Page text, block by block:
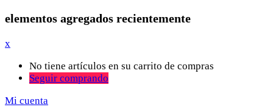
elementos agregados recientemente
x
No tiene artículos en su carrito de compras
Seguir comprando
Mi cuenta